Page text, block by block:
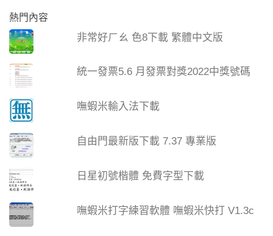
熱門內容
非常好ㄏㄠ 色8下載 繁體中文版
統一發票5.6 月發票對獎2022中獎號碼
嘸蝦米輸入法下載
自由門最新版下載 7.37 專業版
日星初號楷體 免費字型下載
嘸蝦米打字練習軟體 嘸蝦米快打 V1.3c